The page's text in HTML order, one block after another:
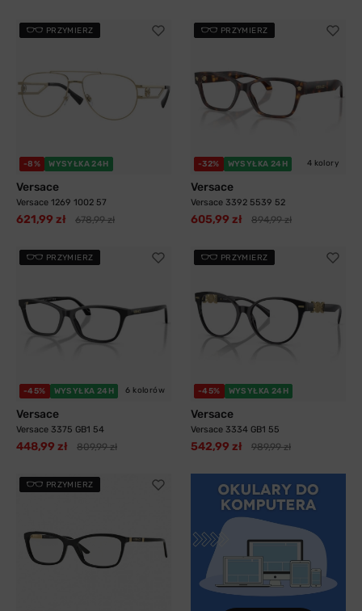
PRZYMIERZ
-8% WYSYŁKA 24H
Versace
Versace 1269 1002 57
621,99 zł 678,99 zł
PRZYMIERZ
-32% WYSYŁKA 24H 4 kolory
Versace
Versace 3392 5539 52
605,99 zł 894,99 zł
PRZYMIERZ
-45% WYSYŁKA 24H 6 kolorów
Versace
Versace 3375 GB1 54
448,99 zł 809,99 zł
PRZYMIERZ
-45% WYSYŁKA 24H
Versace
Versace 3334 GB1 55
542,99 zł 989,99 zł
PRZYMIERZ